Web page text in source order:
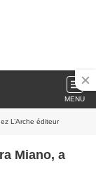
MENU
L’Arche éditeur
Miano, a